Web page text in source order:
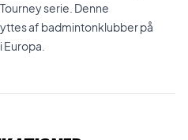
serie. Denne
af badmintonklubber på